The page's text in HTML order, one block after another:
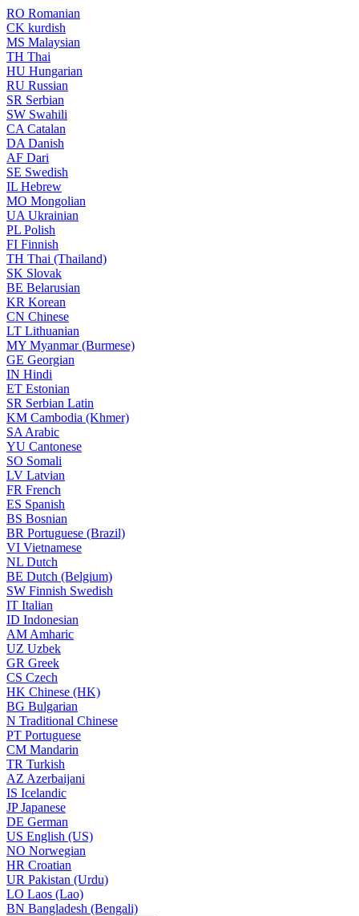
RO Romanian
CK kurdish
MS Malaysian
TH Thai
HU Hungarian
RU Russian
SR Serbian
SW Swahili
CA Catalan
DA Danish
AF Dari
SE Swedish
IL Hebrew
MO Mongolian
UA Ukrainian
PL Polish
FI Finnish
TH Thai (Thailand)
SK Slovak
BE Belarusian
KR Korean
CN Chinese
LT Lithuanian
MY Myanmar (Burmese)
GE Georgian
IN Hindi
ET Estonian
SR Serbian Latin
KM Cambodia (Khmer)
SA Arabic
YU Cantonese
SO Somali
LV Latvian
FR French
ES Spanish
BS Bosnian
BR Portuguese (Brazil)
VI Vietnamese
NL Dutch
BE Dutch (Belgium)
SW Finnish Swedish
IT Italian
ID Indonesian
AM Amharic
UZ Uzbek
GR Greek
CS Czech
HK Chinese (HK)
BG Bulgarian
N Traditional Chinese
PT Portuguese
CM Mandarin
TR Turkish
AZ Azerbaijani
IS Icelandic
JPJapanese
DE German
US English (US)
NO Norwegian
HR Croatian
UR Pakistan (Urdu)
LO Laos (Lao)
BN Bangladesh (Bengali)